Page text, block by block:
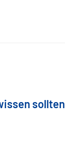
sollten